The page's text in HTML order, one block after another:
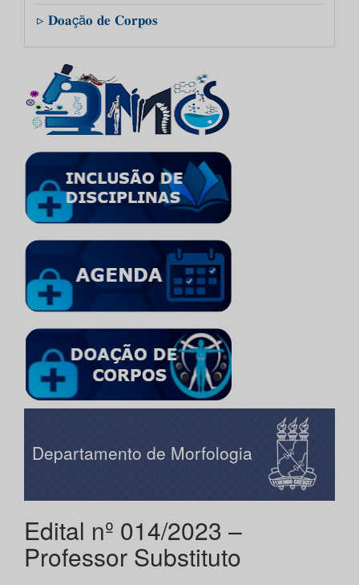
▹ 𝐃𝐨𝐚çã𝐨 𝐝𝐞 𝐂𝐨𝐫𝐩𝐨𝐬
Departamento de Morfologia
Edital nº 014/2023 –
Professor Substituto